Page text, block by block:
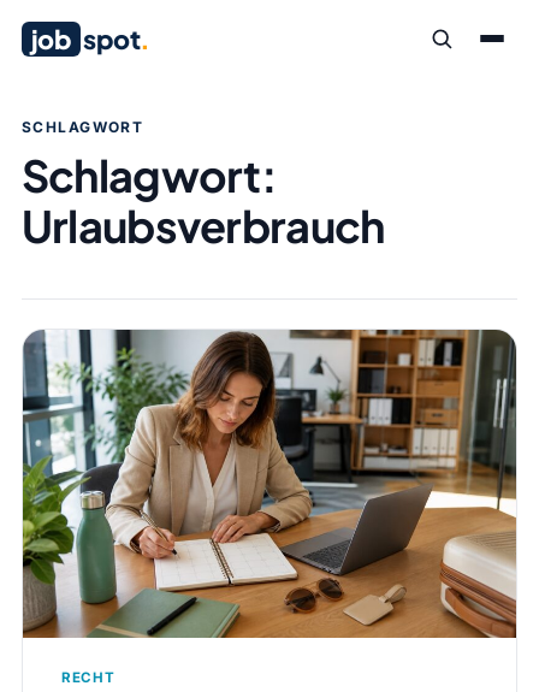
job spot.
SCHLAGWORT
Schlagwort:
Urlaubsverbrauch
RECHT